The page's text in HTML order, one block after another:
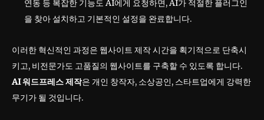
연동 등 복잡한 기능도 AI에게 요청하면, AI가 적절한 플러그인
을 찾아 설치하고 기본적인 설정을 완료합니다.
이러한 혁신적인 과정은 웹사이트 제작 시간을 획기적으로 단축시
키고, 비전문가도 고품질의 웹사이트를 구축할 수 있도록 합니다.
AI 워드프레스 제작은 개인 창작자, 소상공인, 스타트업에게 강력한
무기가 될 것입니다.